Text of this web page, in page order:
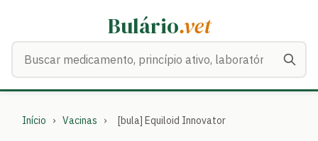
Bulário.vet
Início › Vacinas › [bula] Equiloid Innovator